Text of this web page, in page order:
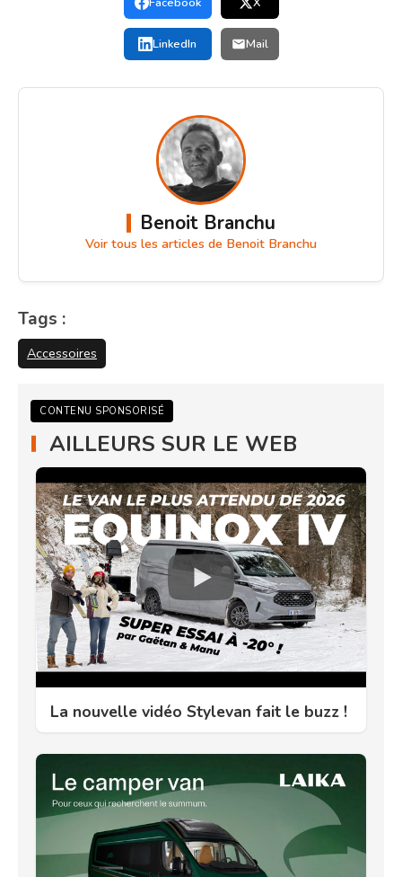
LinkedIn Mail
Benoit Branchu
Voir tous les articles de Benoit Branchu
Tags :
Accessoires
CONTENU SPONSORISÉ
AILLEURS SUR LE WEB
La nouvelle vidéo Stylevan fait le buzz !